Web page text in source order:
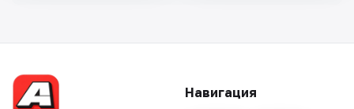
Навигация